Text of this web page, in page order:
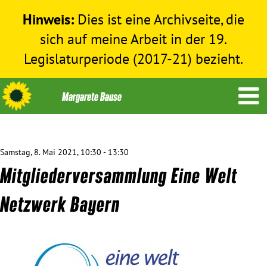
Hinweis: Dies ist eine Archivseite, die
sich auf meine Arbeit in der 19.
Legislaturperiode (2017-21) bezieht.
Themen
Menschenrechte
Samstag, 8. Mai 2021, 10:30 - 13:30
Mitgliederversammlung Eine Welt
Netzwerk Bayern